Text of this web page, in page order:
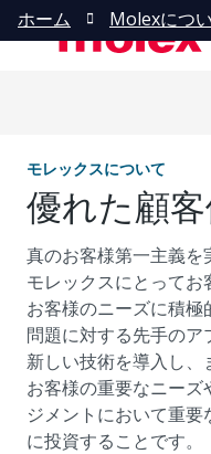
ホーム Molexにつ
モレックスについて
優れた顧
真のお客様第一主義を
モレックスにとってお
お客様のニーズに積極
問題に対する先手のア
新しい技術を導入し、
お客様の重要なニー
ジメントにおいて重
に投資することです。